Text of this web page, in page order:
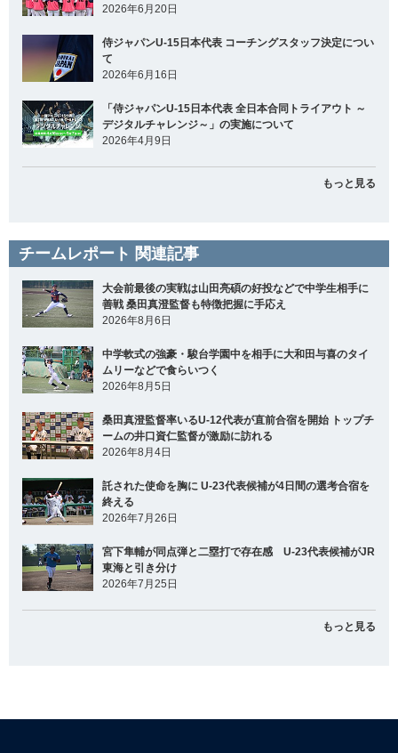
2026年6月20日
侍ジャパンU-15日本代表 コーチングスタッフ決定につい
て
2026年6月16日
「侍ジャパンU-15日本代表 全日本合同トライアウト ～
デジタルチャレンジ～」の実施について
2026年4月9日
もっと見る
チームレポート 関連記事
大会前最後の実戦は山田亮碩の好投などで中学生相手に
善戦 桑田真澄監督も特徴把握に手応え
2026年8月6日
中学軟式の強豪・駿台学園中を相手に大和田与喜のタイ
ムリーなどで食らいつく
2026年8月5日
桑田真澄監督率いるU-12代表が直前合宿を開始 トップチ
ームの井口資仁監督が激励に訪れる
2026年8月4日
託された使命を胸に U-23代表候補が4日間の選考合宿を
終える
2026年7月26日
宮下隼輔が同点弾と二塁打で存在感 U-23代表候補がJR
東海と引き分け
2026年7月25日
もっと見る